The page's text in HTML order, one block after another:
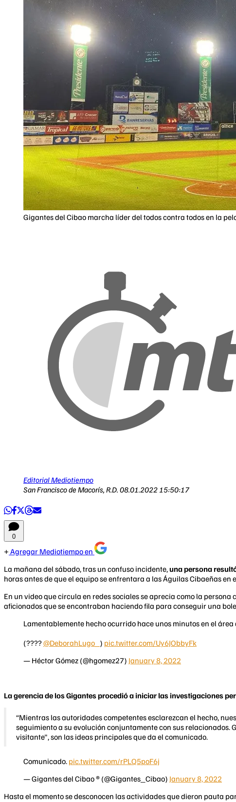
Gigantes del Cibao marcha líder del todos contra todos en la
Editorial Mediotiempo
San Francisco de Macorís, R.D. 08.01.2022 15:50:17
0
Agregar Mediotiempo en
La mañana del sábado, tras un confuso incidente,una persona
horas antes de que el equipo se enfrentara a las Águilas Cibaeñas en
En un video que circula en redes sociales se aprecia como la persona
aficionados que se encontraban haciendo fila para conseguir una
Lamentablemente hecho ocurrido hace unos minutos en el
(????@DeborahLugo_ ) pic.twitter.com/Uy6JObbyFk
— Héctor Gómez (@hgomez27) January 8, 2022
La gerencia de los Gigantes procedió a iniciar las investigaciones
“Mientras las autoridades competentes esclarezcan el hecho,
seguimiento a su evolución conjuntamente con sus
visitante", son las ideas principales que da el comunicado.
Comunicado. pic.twitter.com/rPLQ5poF6j
— Gigantes del Cibao ® (@Gigantes_Cibao) January 8, 2022
​Hasta el momento se desconocen las actividades que dieron pauta